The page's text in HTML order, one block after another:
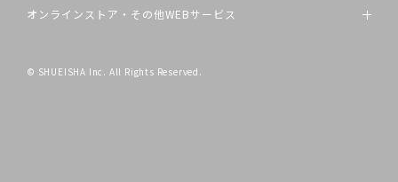
オンラインストア・その他WEBサービス
© SHUEISHA Inc. All Rights Reserved.